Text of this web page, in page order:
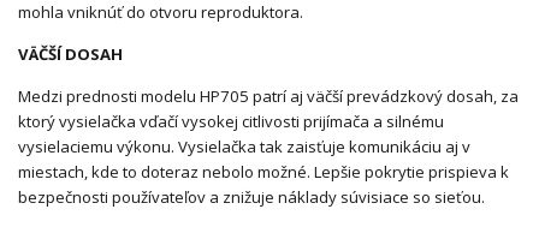
mohla vniknúť do otvoru reproduktora.
VÄČŠÍ DOSAH
Medzi prednosti modelu HP705 patrí aj väčší prevádzkový dosah, za
ktorý vysielačka vďačí vysokej citlivosti prijímača a silnému
vysielaciemu výkonu. Vysielačka tak zaisťuje komunikáciu aj v
miestach, kde to doteraz nebolo možné. Lepšie pokrytie prispieva k
bezpečnosti používateľov a znižuje náklady súvisiace so sieťou.